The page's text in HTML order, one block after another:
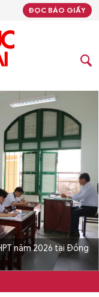
ĐỌC BÁO GIẤY
năm 2026 tại Đồng